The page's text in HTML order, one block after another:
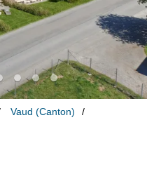
Vaud (Canton)